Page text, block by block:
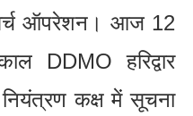
ऑपरेशन। आज 12
DDMO हरिद्वार
नियंत्रण कक्ष में सूचना